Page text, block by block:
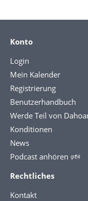
Konto
Login
Mein Kalender
Registrierung
Benutzerhandbuch
Werde Teil von
Konditionen
News
Podcast anhören 🕬
Rechtliches
Kontakt